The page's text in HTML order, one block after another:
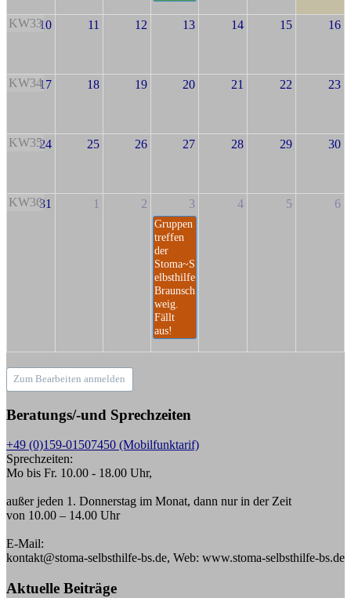
KW3310 11 12 13 14 15 16
KW3417 18 19 20 21 22 23
KW3524 25 26 27 28 29 30
KW3631 1 2 3
Gruppen
treffen
der
Stoma~S
elbsthilfe
Braunsch
weig.
Fällt
aus!
4 5 6
Zum Bearbeiten anmelden
Beratungs/-und Sprechzeiten
+49 (0)159-01507450 (Mobilfunktarif)
Sprechzeiten:
Mo bis Fr. 10.00 - 18.00 Uhr,
außer jeden 1. Donnerstag im Monat, dann nur in der Zeit
von 10.00 – 14.00 Uhr
E-Mail:
kontakt@stoma-selbsthilfe-bs.de, Web: www.stoma-selbsthilfe-bs.de
Aktuelle Beiträge